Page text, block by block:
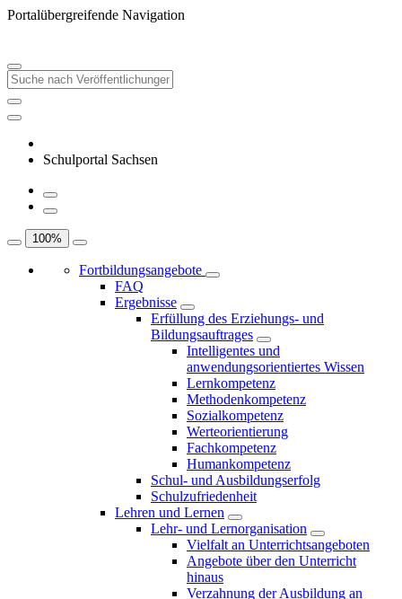
Portalübergreifende Navigation
Schulportal Sachsen
100%
Fortbildungsangebote
FAQ
Ergebnisse
Erfüllung des Erziehungs- und
Bildungsauftrages
Intelligentes und
anwendungsorientiertes Wissen
Lernkompetenz
Methodenkompetenz
Sozialkompetenz
Werteorientierung
Fachkompetenz
Humankompetenz
Schul- und Ausbildungserfolg
Schulzufriedenheit
Lehren und Lernen
Lehr- und Lernorganisation
Vielfalt an Unterrichtsangeboten
Angebote über den Unterricht
hinaus
Verzahnung der Ausbildung an